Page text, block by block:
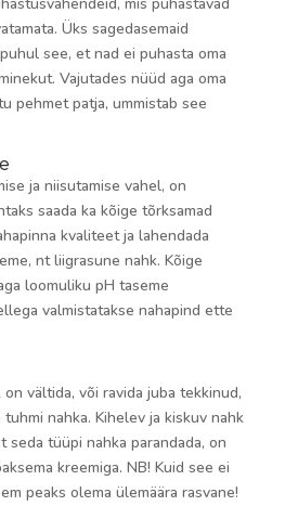
Üks sagedasemaid
see, et nad ei puhasta oma
Vajutades nüüd aga oma
pehmet patja, ummistab see
ja niisutamise vahel, on
saada ka kõige tõrksamad
kvaliteet ja lahendada
nt liigrasune nahk. Kõige
loomuliku pH taseme
valmistatakse nahapind ette
vältida, või ravida juba tekkinud,
nahka. Kihelev ja kiskuv nahk
seda tüüpi nahka parandada, on
kreemiga. NB! Kuid see ei
peaks olema ülemäära rasvane!